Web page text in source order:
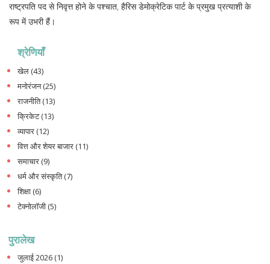
राष्ट्रपति पद से निवृत्त होने के पश्चात, हैरिस डेमोक्रेटिक पार्ट के प्रमुख प्रत्याशी के
रूप में उभरी हैं।
श्रेणियाँ
खेल (43)
मनोरंजन(25)
राजनीति(13)
क्रिकेट(13)
व्यापार (12)
वित्त और शेयर बाजार (11)
समाचार (9)
धर्म और संस्कृति(7)
शिक्षा (6)
टेक्नोलॉजी (5)
पुरालेख
जुलाई 2026 (1)